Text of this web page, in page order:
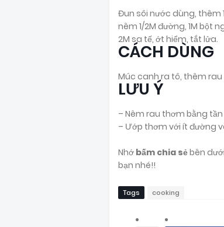
Đun sôi nước dùng, thêm
nêm 1/2M đường, 1M bột
2M sa tế, ớt hiểm, tắt lửa.
CÁCH DÙNG
Múc canh ra tô, thêm
LƯU Ý
– Nêm rau thơm bằng
– Ướp thơm với ít đường
Nhớ bấm chia sẻbên
bạn nhé!!
Tags cooking